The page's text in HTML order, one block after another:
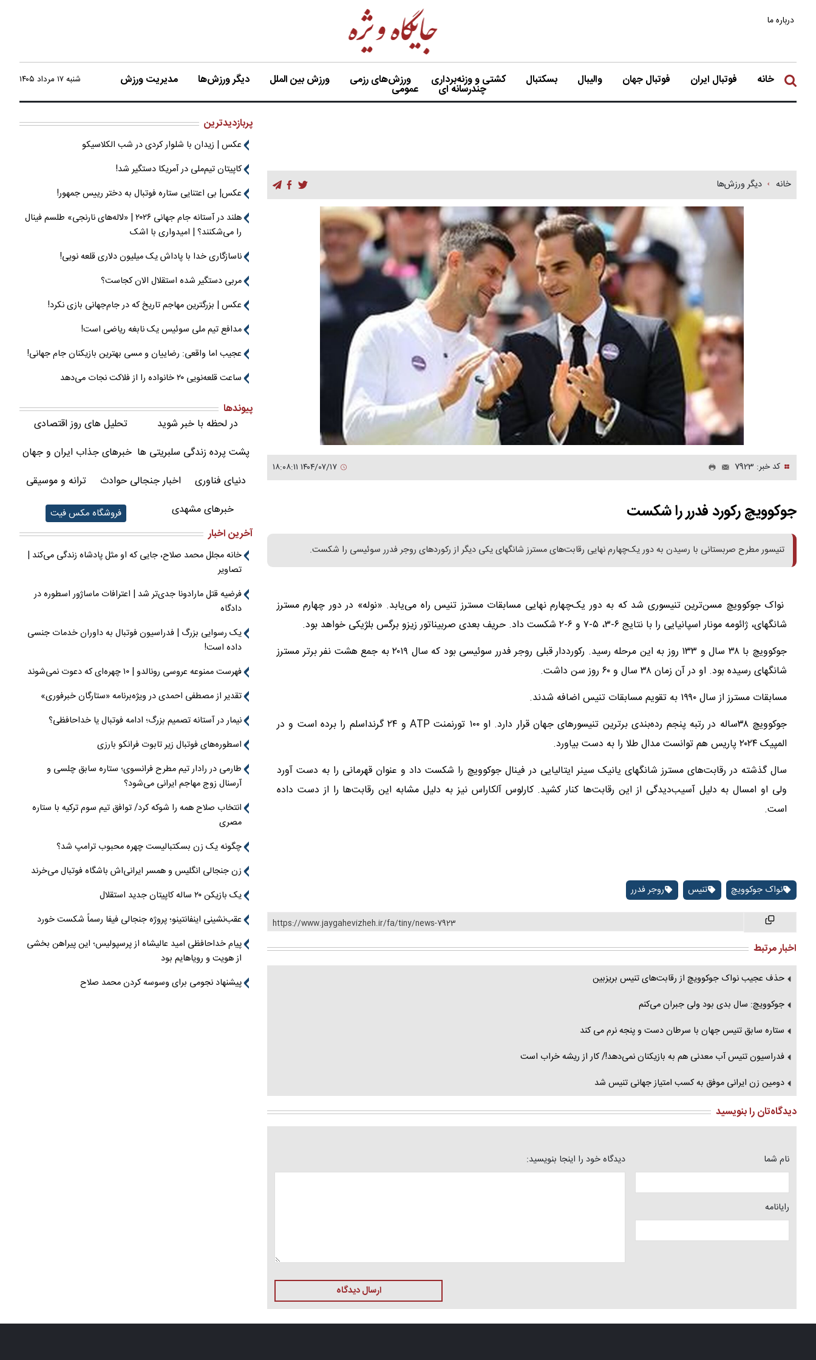
درباره ما
خانه فوتبال ایران فوتبال جهان والیبال بسکتبال کشتی و وزنه‌برداری ورزش‌های رزمی ورزش بین الملل دیگر ورزش‌ها مدیریت ورزش
چندرسانه ای عمومی
شنبه ۱۷ مرداد ۱۴۰۵
خانه دیگر ورزش‌ها
کد خبر: 7923
جوکوویچ رکورد فدرر را شکست
تنیسور مطرح صربستانی با رسیدن به دور یک‌چهارم نهایی رقابت‌های مسترز شانگهای یکی دیگر از رکوردهای روجر فدرر سوئیسی را شکست.
نواک جوکوویچ مسن‌ترین تنیسوری شد که به دور یک‌چهارم نهایی مسابقات مسترز تنیس راه می‌یابد. «نوله» در دور چهارم مسترز
شانگهای، ژائومه مونار اسپانیایی را با نتایج ۶-۳، ۵-۷ و ۶-۲ شکست داد. حریف بعدی صربیناتور زیزو برگس بلژیکی خواهد بود.
جوکوویچ با ۳۸ سال و ۱۳۳ روز به این مرحله رسید. رکورددار قبلی روجر فدرر سوئیسی بود که سال ۲۰۱۹ به جمع هشت نفر برتر مسترز
شانگهای رسیده بود. او در آن زمان ۳۸ سال و ۶۰ روز سن داشت.
مسابقات مسترز از سال ۱۹۹۰ به تقویم مسابقات تنیس اضافه شدند.
جوکوویچ ۳۸ساله در رتبه پنجم رده‌بندی برترین تنیسورهای جهان قرار دارد. او ۱۰۰ تورنمنت ATP و ۲۴ گرنداسلم را برده است و در
المپیک ۲۰۲۴ پاریس هم توانست مدال طلا را به دست بیاورد.
سال گذشته در رقابت‌های مسترز شانگهای یانیک سینر ایتالیایی در فینال جوکوویچ را شکست داد و عنوان قهرمانی را به دست آورد
ولی او امسال به دلیل آسیب‌دیدگی از این رقابت‌ها کنار کشید. کارلوس آلکاراس نیز به دلیل مشابه این رقابت‌ها را از دست داده
است.
نواک جوکوویچ تنیس روجر فدرر
https://www.jaygahevizheh.ir/fa/tiny/news-7923
اخبار مرتبط
حذف عجیب نواک جوکوویچ از رقابت‌های تنیس بریزبین
جوکوویچ: سال بدی بود ولی جبران می‌کنم
ستاره سابق تنیس جهان با سرطان دست و پنجه نرم می کند
فدراسیون تنیس آب معدنی هم به بازیکنان نمی‌دهد!/ کار از ریشه خراب است
دومین زن ایرانی موفق به کسب امتیاز جهانی تنیس شد
دیدگاه‌تان را بنویسید
نام شما
رایانامه
دیدگاه خود را اینجا بنویسید:
ارسال دیدگاه
پربازدیدترین
عکس | زیدان با شلوار کردی در شب الکلاسیکو
کاپیتان تیم‌ملی در آمریکا دستگیر شد!
عکس| بی اعتنایی ستاره فوتبال به دختر رییس جمهور!
هلند در آستانه جام جهانی ۲۰۲۶ | «لاله‌های نارنجی» طلسم فینال
را می‌شکنند؟ | امیدواری با اشک
ناسازگاری خدا با پاداش یک میلیون دلاری قلعه نویی!
مربی دستگیر شده استقلال الان کجاست؟
عکس | بزرگترین مهاجم تاریخ که در جام‌جهانی بازی نکرد!
مدافع تیم ملی سوئیس یک نابغه ریاضی است!
عجیب اما واقعی: رضاییان و مسی بهترین بازیکنان جام جهانی!
ساعت قلعه‌نویی ۲۰ خانواده را از فلاکت نجات می‌دهد
پیوندها
در لحظه با خبر شوید
تحلیل های روز اقتصادی
پشت پرده زندگی سلبریتی ها خبرهای جذاب ایران و جهان
دنیای فناوری
اخبار جنجالی حوادث
ترانه و موسیقی
خبرهای مشهدی
فروشگاه مکس فیت
آخرین اخبار
خانه مجلل محمد صلاح، جایی که او مثل پادشاه زندگی می‌کند |
تصاویر
فرضیه قتل مارادونا جدی‌تر شد | اعترافات ماساژور اسطوره در
دادگاه
یک رسوایی بزرگ | فدراسیون فوتبال به داوران خدمات جنسی
داده است!
فهرست ممنوعه عروسی رونالدو | ۱۰ چهره‌ای که دعوت نمی‌شوند
تقدیر از مصطفی احمدی در ویژه‌برنامه «ستارگان خبرفوری»
نیمار در آستانه تصمیم بزرگ؛ ادامه فوتبال یا خداحافظی؟
اسطوره‌های فوتبال زیر تابوت فرانکو بارزی
طارمی در رادار تیم مطرح فرانسوی؛ ستاره سابق چلسی و
آرسنال زوج مهاجم ایرانی می‌شود؟
انتخاب صلاح همه را شوکه کرد/ توافق تیم سوم ترکیه با ستاره
مصری
چگونه یک زن بسکتبالیست چهره محبوب ترامپ شد؟
زن جنجالی انگلیس و همسر ایرانی‌اش باشگاه فوتبال می‌خرند
یک بازیکن ۲۰ ساله کاپیتان جدید استقلال
عقب‌نشینی اینفانتینو؛ پروژه جنجالی فیفا رسماً شکست خورد
پیام خداحافظی امید عالیشاه از پرسپولیس؛ این پیراهن بخشی
از هویت و رویاهایم بود
پیشنهاد نجومی برای وسوسه کردن محمد صلاح